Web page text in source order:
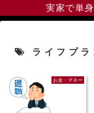
実家で単
ライフプラ
お金・マネー